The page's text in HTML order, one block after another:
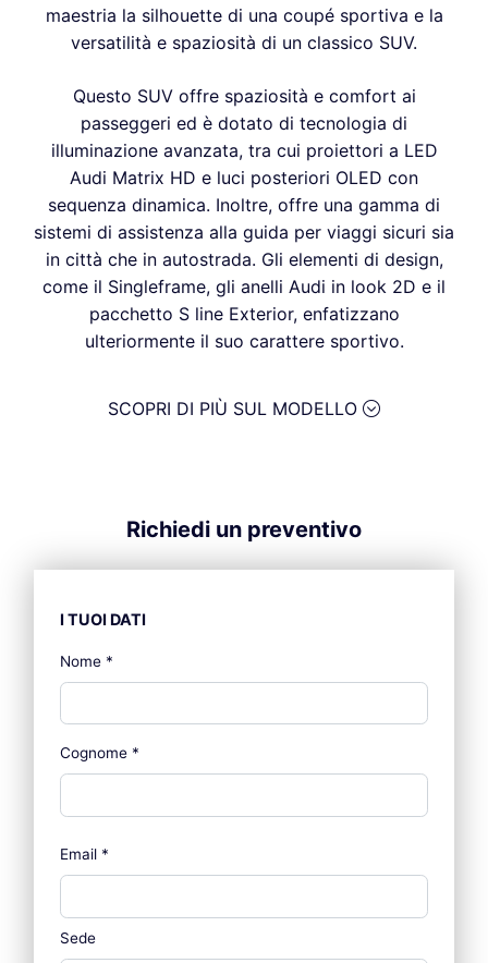
maestria la silhouette di una coupé sportiva e la
versatilità e spaziosità di un classico SUV.
Questo SUV offre spaziosità e comfort ai
passeggeri ed è dotato di tecnologia di
illuminazione avanzata, tra cui proiettori a LED
Audi Matrix HD e luci posteriori OLED con
sequenza dinamica. Inoltre, offre una gamma di
sistemi di assistenza alla guida per viaggi sicuri sia
in città che in autostrada. Gli elementi di design,
come il Singleframe, gli anelli Audi in look 2D e il
pacchetto S line Exterior, enfatizzano
ulteriormente il suo carattere sportivo.
SCOPRI DI PIÙ SUL MODELLO
Richiedi un preventivo
I TUOI DATI
Nome *
Cognome *
Email *
Sede